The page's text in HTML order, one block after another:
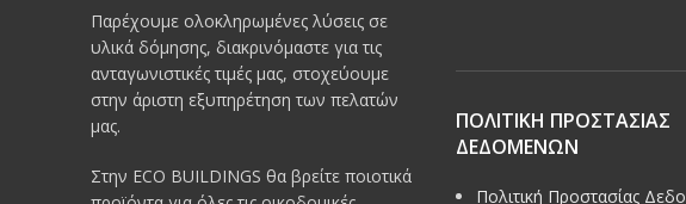
Παρέχουμε ολοκληρωμένες λύσεις σε
υλικά δόμησης, διακρινόμαστε για τις
ανταγωνιστικές τιμές μας, στοχεύουμε
στην άριστη εξυπηρέτηση των πελατών
μας.
Στην ECO BUILDINGS θα βρείτε ποιοτικά
ΠΟΛΙΤΙΚΗ ΠΡΟΣΤΑΣΙΑΣ
ΔΕΔΟΜΕΝΩΝ
Πολιτική Προστασίας